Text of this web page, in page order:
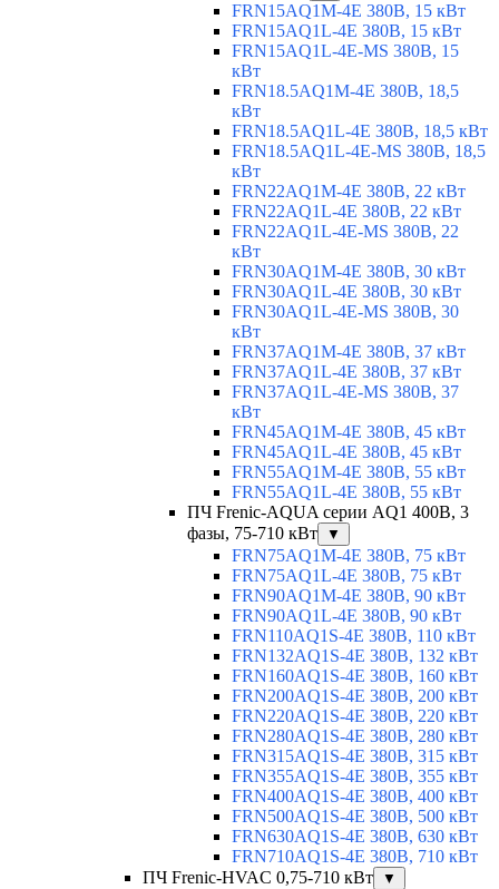
FRN15AQ1M-4E 380В, 15 кВт
FRN15AQ1L-4E 380В, 15 кВт
FRN15AQ1L-4E-MS 380В, 15
кВт
FRN18.5AQ1M-4E 380В, 18,5
кВт
FRN18.5AQ1L-4E 380В, 18,5 кВт
FRN18.5AQ1L-4E-MS 380В, 18,5
кВт
FRN22AQ1M-4E 380В, 22 кВт
FRN22AQ1L-4E 380В, 22 кВт
FRN22AQ1L-4E-MS 380В, 22
кВт
FRN30AQ1M-4E 380В, 30 кВт
FRN30AQ1L-4E 380В, 30 кВт
FRN30AQ1L-4E-MS 380В, 30
кВт
FRN37AQ1M-4E 380В, 37 кВт
FRN37AQ1L-4E 380В, 37 кВт
FRN37AQ1L-4E-MS 380В, 37
кВт
FRN45AQ1M-4E 380В, 45 кВт
FRN45AQ1L-4E 380В, 45 кВт
FRN55AQ1M-4E 380В, 55 кВт
FRN55AQ1L-4E 380В, 55 кВт
ПЧ Frenic-AQUA серии AQ1 400В, 3
фазы, 75-710 кВт
▼
FRN75AQ1M-4E 380В, 75 кВт
FRN75AQ1L-4E 380В, 75 кВт
FRN90AQ1M-4E 380В, 90 кВт
FRN90AQ1L-4E 380В, 90 кВт
FRN110AQ1S-4E 380В, 110 кВт
FRN132AQ1S-4E 380В, 132 кВт
FRN160AQ1S-4E 380В, 160 кВт
FRN200AQ1S-4E 380В, 200 кВт
FRN220AQ1S-4E 380В, 220 кВт
FRN280AQ1S-4E 380В, 280 кВт
FRN315AQ1S-4E 380В, 315 кВт
FRN355AQ1S-4E 380В, 355 кВт
FRN400AQ1S-4E 380В, 400 кВт
FRN500AQ1S-4E 380В, 500 кВт
FRN630AQ1S-4E 380В, 630 кВт
FRN710AQ1S-4E 380В, 710 кВт
ПЧ Frenic-HVAC 0,75-710 кВт
▼